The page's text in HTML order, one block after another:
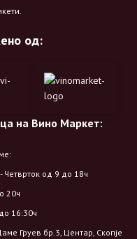
од:
на Вино Маркет:
Четврток од 9 до 18ч
20ч
16:30ч
Груев бр.3, Центар, Скопје